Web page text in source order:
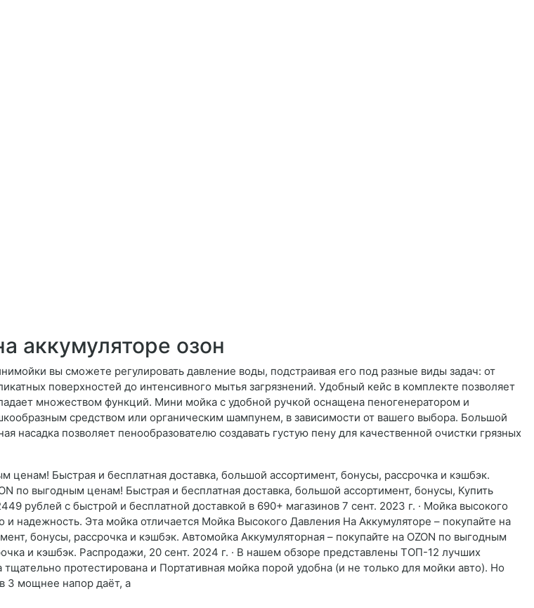
аккумуляторе озон
вы сможете регулировать давление воды, подстраивая его под разные виды задач: от
поверхностей до интенсивного мытья загрязнений. Удобный кейс в комплекте позволяет
множеством функций. Мини мойка с удобной ручкой оснащена пеногенератором и
средством или органическим шампунем, в зависимости от вашего выбора. Большой
насадка позволяет пенообразователю создавать густую пену для качественной очистки грязных
Быстрая и бесплатная доставка, большой ассортимент, бонусы, рассрочка и кэшбэк.
по выгодным ценам! Быстрая и бесплатная доставка, большой ассортимент, бонусы, Купить
рублей с быстрой и бесплатной доставкой в 690+ магазинов 7 сент. 2023 г. · Мойка высокого
надежность. Эта мойка отличается Мойка Высокого Давления На Аккумуляторе – покупайте на
бонусы, рассрочка и кэшбэк. Автомойка Аккумуляторная – покупайте на OZON по выгодным
и кэшбэк. Распродажи, 20 сент. 2024 г. · В нашем обзоре представлены ТОП-12 лучших
протестирована и Портативная мойка порой удобна (и не только для мойки авто). Но
3 мощнее напор даёт, а